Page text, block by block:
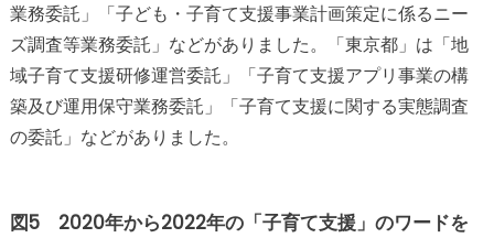
業務委託」「子ども・子育て支援事業計画策定に係るニー
ズ調査等業務委託」などがありました。「東京都」は「地
域子育て支援研修運営委託」「子育て支援アプリ事業の構
築及び運用保守業務委託」「子育て支援に関する実態調査
の委託」などがありました。
図5 2020年から2022年の「子育て支援」のワードを